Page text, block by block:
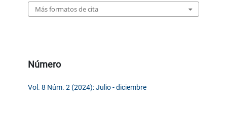
Más formatos de cita
Número
Vol. 8 Núm. 2 (2024): Julio - diciembre